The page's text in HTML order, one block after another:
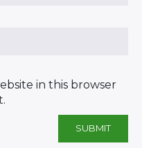
in this browser